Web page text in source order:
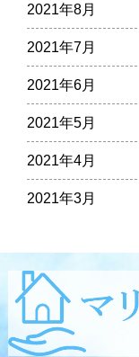
2021年8月
2021年7月
2021年6月
2021年5月
2021年4月
2021年3月